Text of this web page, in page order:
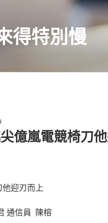
得特別慢
億嵐電競椅刀
迎刃而上
通信員 陳榕